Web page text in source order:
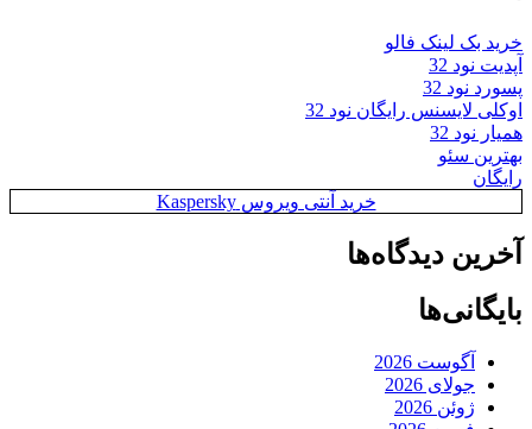
خرید بک لینک فالو
آپدیت نود 32
پسورد نود 32
اوکلی لایسنس رایگان نود 32
همیار نود 32
بهترین سئو
رایگان
خرید آنتی ویروس Kaspersky
آخرین دیدگاه‌ها
بایگانی‌ها
آگوست 2026
جولای 2026
ژوئن 2026